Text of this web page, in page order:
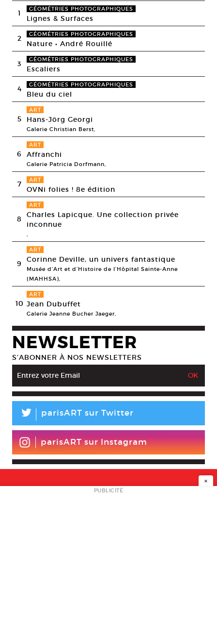
1 GÉOMÉTRIES PHOTOGRAPHIQUES
Lignes & Surfaces
2 GÉOMÉTRIES PHOTOGRAPHIQUES
Nature • André Rouillé
3 GÉOMÉTRIES PHOTOGRAPHIQUES
Escaliers
4 GÉOMÉTRIES PHOTOGRAPHIQUES
Bleu du ciel
5
ART
Hans-Jörg Georgi
Galerie Christian Berst,
6
ART
Affranchi
Galerie Patricia Dorfmann,
7 ART
OVNi folies ! 8e édition
8
ART
Charles Lapicque. Une collection privée
inconnue
,
9
ART
Corinne Deville, un univers fantastique
Musée d’Art et d’Histoire de l’Hôpital Sainte-Anne
(MAHHSA),
10
ART
Jean Dubuffet
Galerie Jeanne Bucher Jaeger,
NEWSLETTER
S’ABONNER À NOS NEWSLETTERS
L parisART sur Twitter
parisART sur Instagram
NEWSLETTER
×
PUBLICITÉ